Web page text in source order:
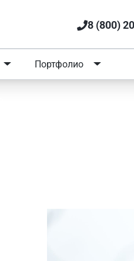
8 (800)
Портфолио